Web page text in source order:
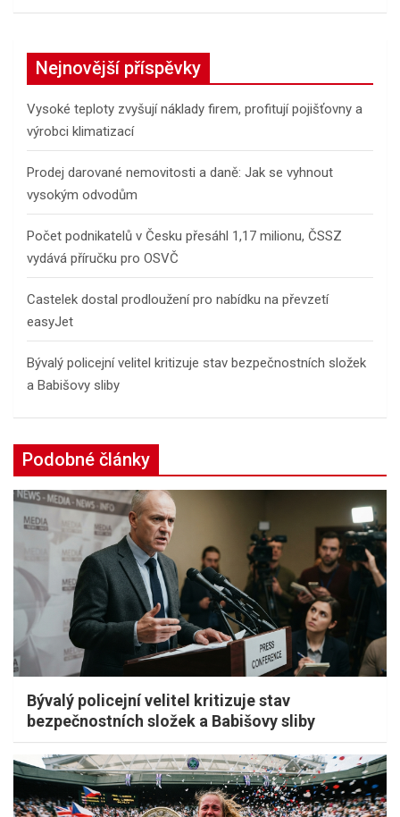
a
h
Nejnovější příspěvky
Vysoké teploty zvyšují náklady firem, profitují pojišťovny a
výrobci klimatizací
Prodej darované nemovitosti a daně: Jak se vyhnout
vysokým odvodům
Počet podnikatelů v Česku přesáhl 1,17 milionu, ČSSZ
vydává příručku pro OSVČ
Castelek dostal prodloužení pro nabídku na převzetí
easyJet
Bývalý policejní velitel kritizuje stav bezpečnostních složek
a Babišovy sliby
Podobné články
Bývalý policejní velitel kritizuje stav
bezpečnostních složek a Babišovy sliby